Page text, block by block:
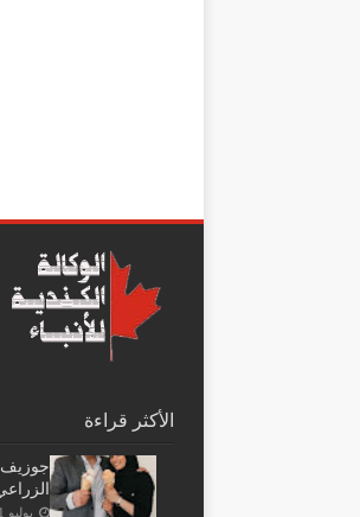
الأكثر قراءة
جوزيف
يوليو 31, 2022